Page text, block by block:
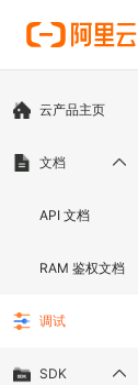
云产品主页
文档
API 文档
RAM 鉴权文档
调试
SDK